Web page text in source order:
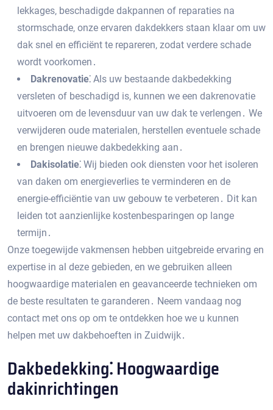
lekkages‚ beschadigde dakpannen of reparaties na
stormschade‚ onze ervaren dakdekkers staan klaar om uw
dak snel en efficiënt te repareren‚ zodat verdere schade
wordt voorkomen․
Dakrenovatie⁚ Als uw bestaande dakbedekking
versleten of beschadigd is‚ kunnen we een dakrenovatie
uitvoeren om de levensduur van uw dak te verlengen․ We
verwijderen oude materialen‚ herstellen eventuele schade
en brengen nieuwe dakbedekking aan․
Dakisolatie⁚ Wij bieden ook diensten voor het isoleren
van daken om energieverlies te verminderen en de
energie-efficiëntie van uw gebouw te verbeteren․ Dit kan
leiden tot aanzienlijke kostenbesparingen op lange
termijn․
Onze toegewijde vakmensen hebben uitgebreide ervaring en
expertise in al deze gebieden‚ en we gebruiken alleen
hoogwaardige materialen en geavanceerde technieken om
de beste resultaten te garanderen․ Neem vandaag nog
contact met ons op om te ontdekken hoe we u kunnen
helpen met uw dakbehoeften in Zuidwijk․
Dakbedekking⁚ Hoogwaardige
dakinrichtingen